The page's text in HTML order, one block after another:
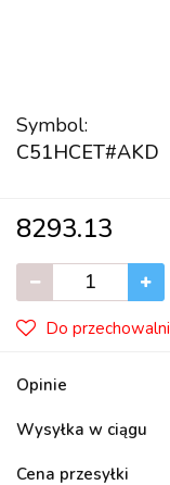
Symbol:
C51HCET#AKD
8293.13
Do przechowalni
Opinie
Wysyłka w ciągu
Cena przesyłki